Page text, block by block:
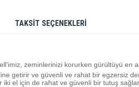
TAKSİT SEÇENEKLERİ
zeminlerinizi korurken gürültüyü en
getirir ve güvenli ve rahat bir egzersiz
el için de rahat ve güvenli bir tutuş sağlar.